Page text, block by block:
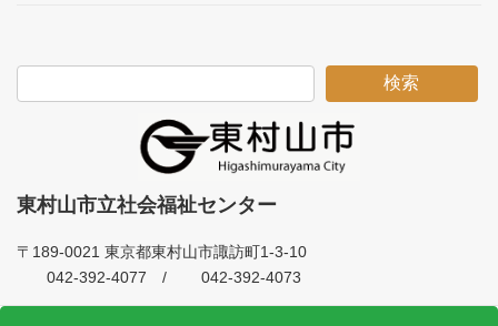
検索
東村山市立社会福祉センター
〒189-0021 東京都東村山市諏訪町1-3-10
042-392-4077 /
042-392-4073